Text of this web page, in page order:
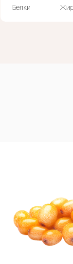
Белки